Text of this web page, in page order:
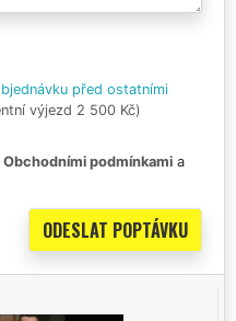
před ostatními
výjezd 2 500 Kč)
Obchodními podmínkami a